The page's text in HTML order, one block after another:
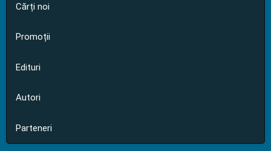
Cărți noi
Promoții
Edituri
Autori
Parteneri